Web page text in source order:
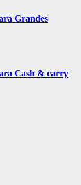
Grandes
Cash & carry